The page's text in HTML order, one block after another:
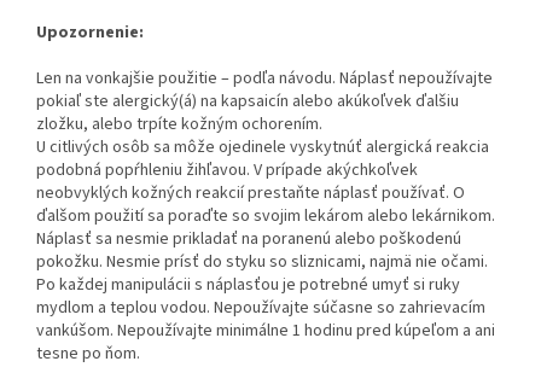
Upozornenie:
Len na vonkajšie použitie – podľa návodu. Náplasť nepoužívajte
pokiaľ ste alergický(á) na kapsaicín alebo akúkoľvek ďalšiu
zložku, alebo trpíte kožným ochorením.
U citlivých osôb sa môže ojedinele vyskytnúť alergická reakcia
podobná popŕhleniu žihľavou. V prípade akýchkoľvek
neobvyklých kožných reakcií prestaňte náplasť používať. O
ďalšom použití sa poraďte so svojim lekárom alebo lekárnikom.
Náplasť sa nesmie prikladať na poranenú alebo poškodenú
pokožku. Nesmie prísť do styku so sliznicami, najmä nie očami.
Po každej manipulácii s náplasťou je potrebné umyť si ruky
mydlom a teplou vodou. Nepoužívajte súčasne so zahrievacím
vankúšom. Nepoužívajte minimálne 1 hodinu pred kúpeľom a ani
tesne po ňom.